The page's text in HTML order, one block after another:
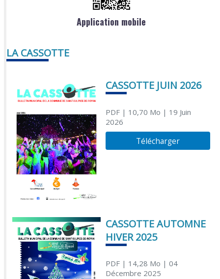
Application mobile
LA CASSOTTE
CASSOTTE JUIN 2026
PDF| 10,70 Mo | 19 Juin
2026
Télécharger
CASSOTTE AUTOMNE
HIVER 2025
PDF| 14,28 Mo | 04
Décembre 2025